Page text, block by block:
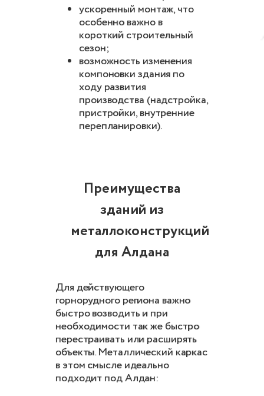
ускоренный монтаж, что
особенно важно в
короткий строительный
сезон;
возможность изменения
компоновки здания по
ходу развития
производства (надстройка,
пристройки, внутренние
перепланировки).
Преимущества
зданий из
металлоконструкций
для Алдана
Для действующего
горнорудного региона важно
быстро возводить и при
необходимости так же быстро
перестраивать или расширять
объекты. Металлический каркас
в этом смысле идеально
подходит под Алдан: